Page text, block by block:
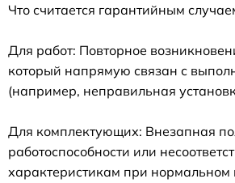
Что считается гарантийным
Для работ: Повторное
который напрямую связан с
(например, неправильная
Для комплектующих: Внезапная
работоспособности или
характеристикам при нормальном